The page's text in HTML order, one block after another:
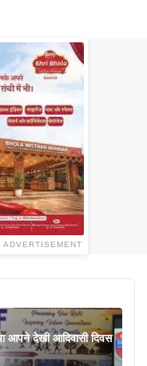
ADVERTISEMENT
आपने देखी आदिवासी दिवस